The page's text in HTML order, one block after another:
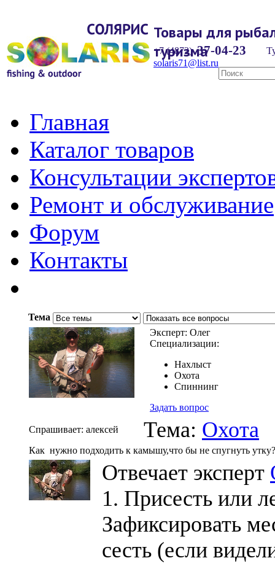
Товары для
туризма
+7 (4872) 37-04-23
solaris71@list.ru
Главная
Каталог товаров
Консультации
Ремонт и обслуживание
Форум
Контакты
Тема
Эксперт: Олег
Специализации:
Нахлыст
Охота
Спиннинг
Задать вопрос
Спрашивает: алексей Тема: Охота
Как нужно подходить к камышу,что бы не спугнуть утку?
Отвечает эксперт
1. Присесть или
Зафиксировать
сесть (если